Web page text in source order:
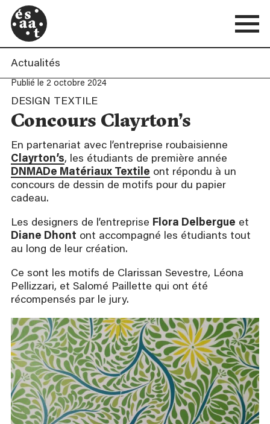
Actualités
Publié le 2 octobre 2024
DESIGN TEXTILE
Concours Clayrton’s
En partenariat avec l’entreprise roubaisienne
Clayrton’s, les étudiants de première année
DNMADe Matériaux Textile ont répondu à un
concours de dessin de motifs pour du papier
cadeau.
Les designers de l’entreprise Flora Delbergue et
Diane Dhont ont accompagné les étudiants tout
au long de leur création.
Ce sont les motifs de Clarissan Sevestre, Léona
Pellizzari, et Salomé Paillette qui ont été
récompensés par le jury.